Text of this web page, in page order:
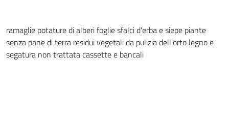
ramaglie potature di alberifogliesfalci d'erba e siepe piante
senza pane di terra residui vegetali da pulizia dell'orto legno e
segatura non trattatacassette e bancali